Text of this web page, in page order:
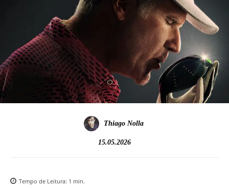
Thiago Nolla
15.05.2026
Tempo de Leitura: 1 min.